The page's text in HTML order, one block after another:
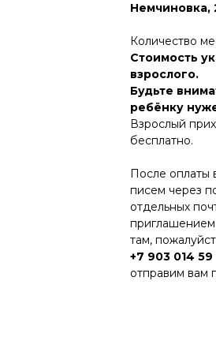
Немчиновка,
Количество
Стоимость
взрослого.
Будьте
ребёнку
Взрослый
бесплатно.
После оплаты
писем через
отдельных
приглашением
там,
+7 903 014 59
отправим вам